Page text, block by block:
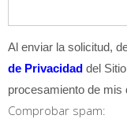
Al enviar la solicitud,
de Privacidad del
procesamiento de mis
Comprobar spam: